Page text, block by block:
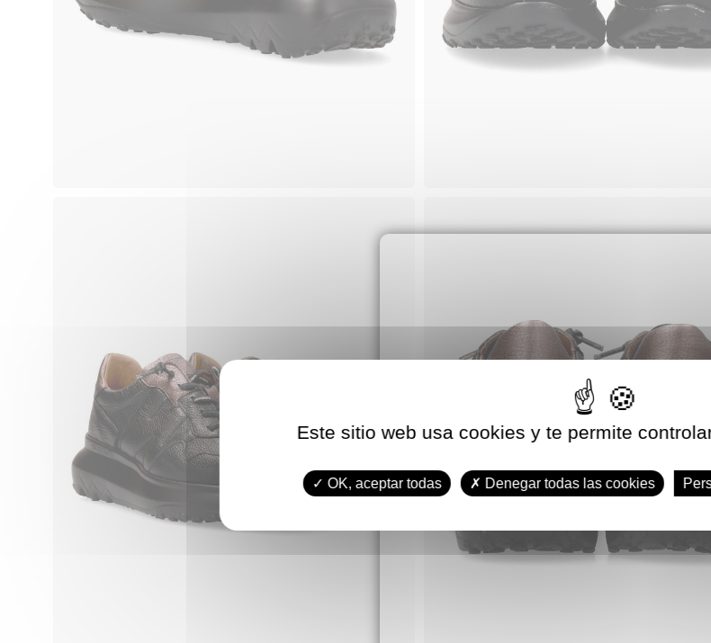
Este sitio web usa cookies y te permite
OK, aceptar todas Denegar todas las cookies